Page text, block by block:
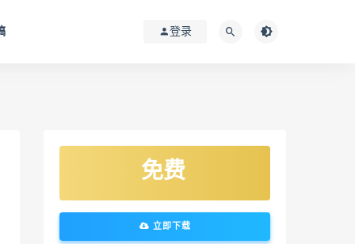
登录
免费
立即下载